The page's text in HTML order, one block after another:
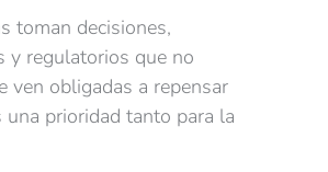
toman decisiones,
y regulatorios que no
ven obligadas a repensar
una prioridad tanto para la